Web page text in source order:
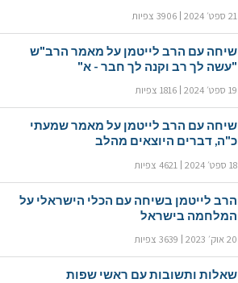
21 ספט׳ 2024 3906 צפיות
שיחה עם הרב לייטמן על מאמר הרב"ש
"עשה לך רב וקנה לך חבר - א"
19 ספט׳ 2024 1816 צפיות
שיחה עם הרב לייטמן על מאמר שמעתי
כ"ה, דברים היוצאים מהלב
18 ספט׳ 2024 4621 צפיות
הרב לייטמן בשיחה עם הכלי הישראלי על
המלחמה בישראל
20 אוק׳ 2023 3639 צפיות
שאלות ותשובות עם ראשי שפות